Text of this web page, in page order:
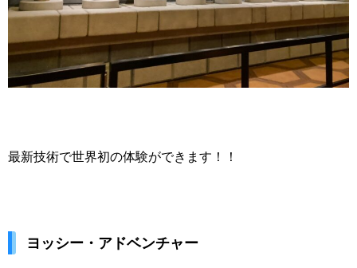
最新技術で世界初の体験ができます！！
ヨッシー・アドベンチャー